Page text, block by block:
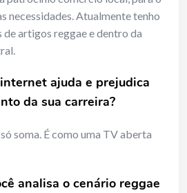
necessidades. Atualmente tenho
artigos reggae e dentro da
ajuda e prejudica
da sua carreira?
soma. É como uma TV aberta
analisa o cenário reggae